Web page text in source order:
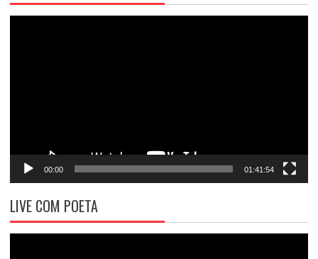
00:00 01:41:54
LIVE COM POETA